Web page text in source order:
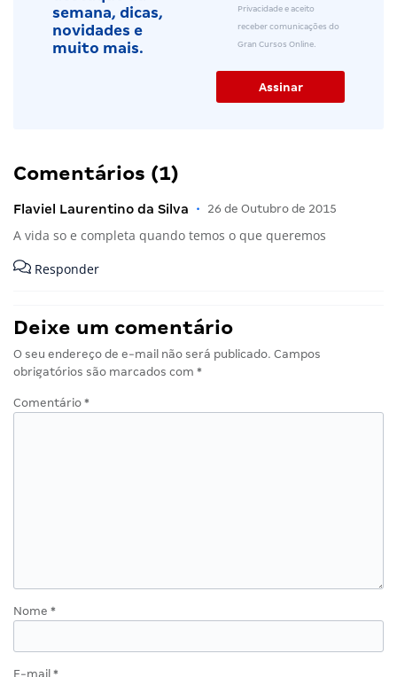
semana, dicas,
novidades e
muito mais.
Privacidade e aceito
receber comunicações do
Gran Cursos Online.
Comentários (1)
Flaviel Laurentino da Silva • 26 de Outubro de 2015
A vida so e completa quando temos o que queremos
Responder
Deixe um comentário
O seu endereço de e-mail não será publicado. Campos
obrigatórios são marcados com *
Comentário *
Nome *
E-mail *